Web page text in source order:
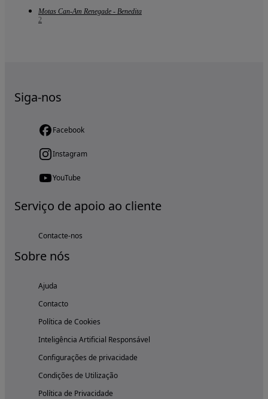
Motas Can-Am Renegade - Benedita
2
Siga-nos
Facebook
Instagram
YouTube
Serviço de apoio ao cliente
Contacte-nos
Sobre nós
Ajuda
Contacto
Política de Cookies
Inteligência Artificial Responsável
Configurações de privacidade
Condições de Utilização
Política de Privacidade